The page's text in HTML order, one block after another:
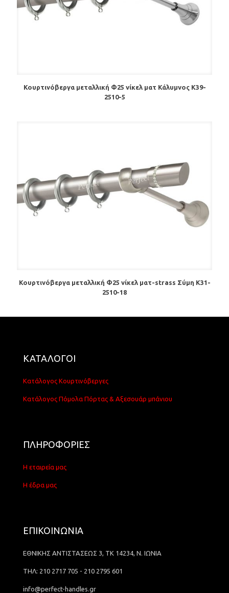
Κουρτινόβεργα μεταλλική Φ25 νίκελ ματ Κάλυμνος K39-
2510-5
Κουρτινόβεργα μεταλλική Φ25 νίκελ ματ-strass Σύμη Κ31-
2510-18
ΚΑΤΑΛΟΓΟΙ
Κατάλογος Κουρτινόβεργες
Κατάλογος Πόμολα Πόρτας & Αξεσουάρ μπάνιου
ΠΛΗΡΟΦΟΡΙΕΣ
Η εταιρεία μας
Η έδρα μας
ΕΠΙΚΟΙΝΩΝΙΑ
ΕΘΝΙΚΗΣ ΑΝΤΙΣΤΑΣΕΩΣ 3, ΤΚ 14234, Ν. ΙΩΝΙΑ
ΤΗΛ: 210 2717 705 - 210 2795 601
info@perfect-handles.gr